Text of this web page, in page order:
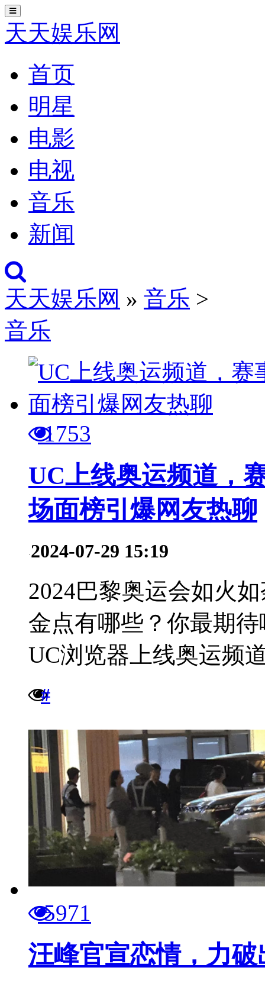
切
换
导
航
天天娱乐网
首页
明星
电影
电视
音乐
新闻
天天娱乐网 » 音乐 >
音乐
1753
UC上线奥运频道，
场面榜引爆网友热聊
·2024-07-29 15:19
2024巴黎奥运会如火
金点有哪些？你最期
UC浏览器上线奥运频
#
5971
汪峰官宣恋情，力